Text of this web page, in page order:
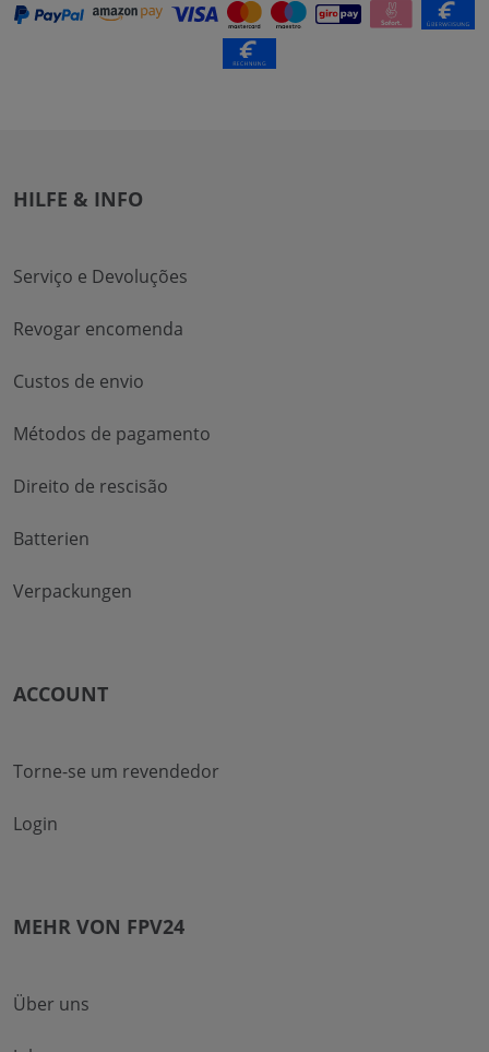
HILFE & INFO
Serviço e Devoluções
Revogar encomenda
Custos de envio
Métodos de pagamento
Direito de rescisão
Batterien
Verpackungen
ACCOUNT
Torne-se um revendedor
Login
MEHR VON FPV24
Über uns